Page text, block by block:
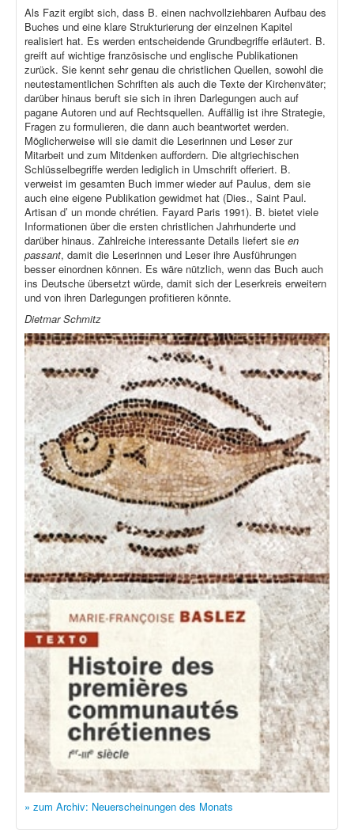
Als Fazit ergibt sich, dass B. einen nachvollziehbaren Aufbau des
Buches und eine klare Strukturierung der einzelnen Kapitel
realisiert hat. Es werden entscheidende Grundbegriffe erläutert. B.
greift auf wichtige französische und englische Publikationen
zurück. Sie kennt sehr genau die christlichen Quellen, sowohl die
neutestamentlichen Schriften als auch die Texte der Kirchenväter;
darüber hinaus beruft sie sich in ihren Darlegungen auch auf
pagane Autoren und auf Rechtsquellen. Auffällig ist ihre Strategie,
Fragen zu formulieren, die dann auch beantwortet werden.
Möglicherweise will sie damit die Leserinnen und Leser zur
Mitarbeit und zum Mitdenken auffordern. Die altgriechischen
Schlüsselbegriffe werden lediglich in Umschrift offeriert. B.
verweist im gesamten Buch immer wieder auf Paulus, dem sie
auch eine eigene Publikation gewidmet hat (Dies., Saint Paul.
Artisan d’ un monde chrétien. Fayard Paris 1991). B. bietet viele
Informationen über die ersten christlichen Jahrhunderte und
darüber hinaus. Zahlreiche interessante Details liefert sie en
passant, damit die Leserinnen und Leser ihre Ausführungen
besser einordnen können. Es wäre nützlich, wenn das Buch auch
ins Deutsche übersetzt würde, damit sich der Leserkreis erweitern
und von ihren Darlegungen profitieren könnte.
Dietmar Schmitz
» zum Archiv: Neuerscheinungen des Monats